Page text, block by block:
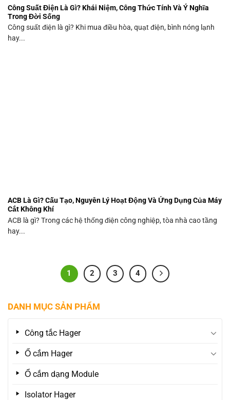
DANH MỤC SẢN PHẨM
Công tắc Hager
Ổ cắm Hager
Ổ cắm dạng Module
Isolator Hager
Công Suất Điện Là Gì? Khái Niệm, Công Thức Tính Và Ý Nghĩa
Trong Đời Sống
Công suất điện là gì? Khi mua điều hòa, quạt điện, bình nóng lạnh
hay...
ACB Là Gì? Cấu Tạo, Nguyên Lý Hoạt Động Và Ứng Dụng Của Máy
Cắt Không Khí
ACB là gì? Trong các hệ thống điện công nghiệp, tòa nhà cao tầng
hay...
1 2 3 4